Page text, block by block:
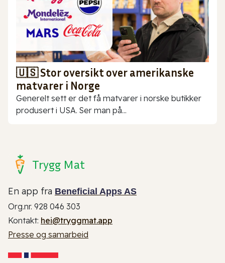
🇺🇸 Stor oversikt over amerikanske
matvarer i Norge
Generelt sett er det få matvarer i norske butikker
produsert i USA. Ser man på...
Trygg Mat
En app fra Beneficial Apps AS
Org.nr. 928 046 303
Kontakt: hei@tryggmat.app
Presse og samarbeid